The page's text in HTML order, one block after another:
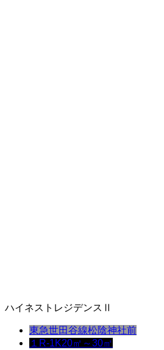
ハイネストレジデンスⅡ
東急世田谷線松陰神社前
１R-1K20㎡～30㎡